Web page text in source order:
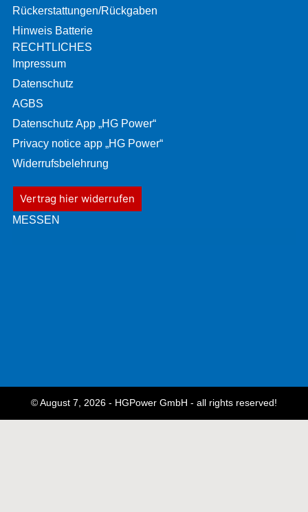
Rückerstattungen/Rückgaben
Hinweis Batterie
RECHTLICHES
Impressum
Datenschutz
AGBS
Datenschutz App „HG Power“
Privacy notice app „HG Power“
Widerrufsbelehrung
Vertrag hier widerrufen
MESSEN
© August 7, 2026 - HGPower GmbH - all rights reserved!